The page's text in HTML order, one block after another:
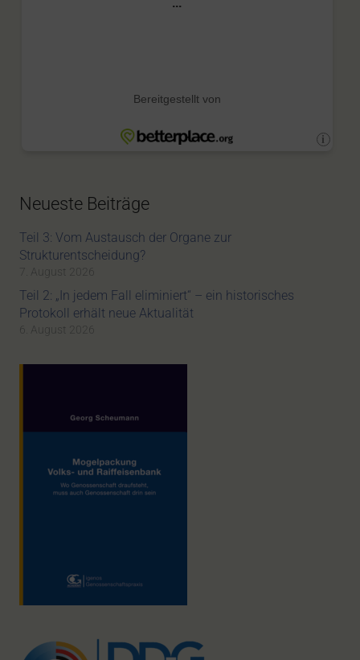
Neueste Beiträge
Teil 3: Vom Austausch der Organe zur
Strukturentscheidung?
7. August 2026
Teil 2: „In jedem Fall eliminiert“ – ein historisches
Protokoll erhält neue Aktualität
6. August 2026